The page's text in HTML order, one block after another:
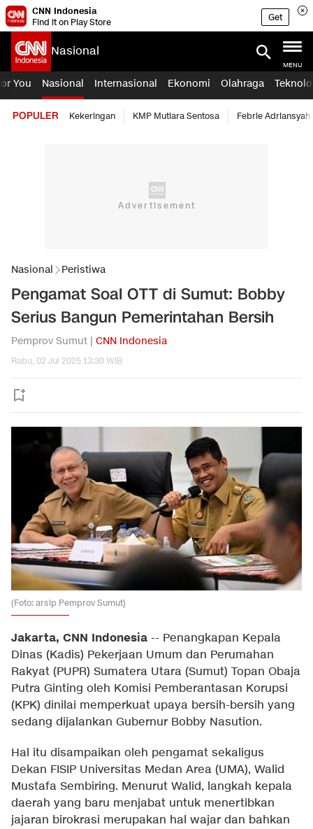
CNN Indonesia
Find it on Play Store
Get
Nasional
MENU
You Nasional Internasional Ekonomi Olahraga
POPULER Kekeringan KMP Mutiara Sentosa Febrie Adriansyah
Nasional Peristiwa
Pengamat Soal OTT di Sumut: Bobby
Serius Bangun Pemerintahan Bersih
Pemprov Sumut | CNN Indonesia
Rabu, 02 Jul 2025 13:30 WIB
(Foto: arsip Pemprov Sumut)
Jakarta, CNN Indonesia -- Penangkapan Kepala
Dinas (Kadis) Pekerjaan Umum dan Perumahan
Rakyat (PUPR) Sumatera Utara (Sumut) Topan Obaja
Putra Ginting oleh Komisi Pemberantasan Korupsi
(KPK) dinilai memperkuat upaya bersih-bersih yang
sedang dijalankan Gubernur Bobby Nasution.
Hal itu disampaikan oleh pengamat sekaligus
Dekan FISIP Universitas Medan Area (UMA), Walid
Mustafa Sembiring. Menurut Walid, langkah kepala
daerah yang baru menjabat untuk menertibkan
jajaran birokrasi merupakan hal wajar dan bahkan